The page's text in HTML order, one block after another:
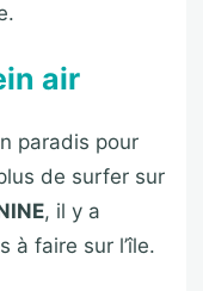
air
paradis pour
de surfer sur
, il y a
à faire sur l’île.